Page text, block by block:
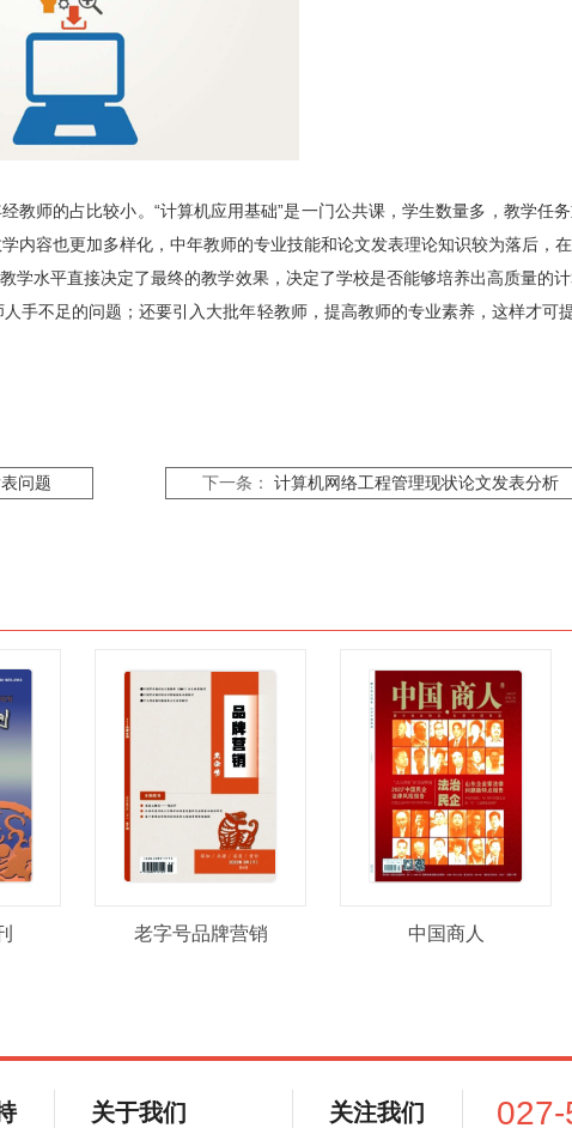
师的占比较小。“计算机应用基础”是一门公共课，学生数量多，教学任
容也更加多样化，中年教师的专业技能和论文发表理论知识较为落后，
水平直接决定了最终的教学效果，决定了学校是否能够培养出高质量的
不足的问题；还要引入大批年轻教师，提高教师的专业素养，这样才可
问题 下一条： 计算机网络工程管理现状论文发表分析
老字号品牌营销 中国商人
关于我们 关注我们